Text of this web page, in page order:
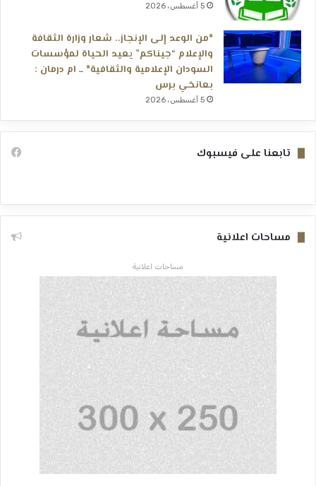
5 أغسطس، 2026
*من الوعد إلى الإنجاز.. شعار وزارة الثقافة
والإعلام “جيناكم” يعيد الحياة لمؤسسات
السودان الإعلامية والثقافية* ــ ام درمان :
بعانخي برس
5 أغسطس، 2026
تابعنا على فيسبوك
مساحات اعلانية
مساحات اعلانية